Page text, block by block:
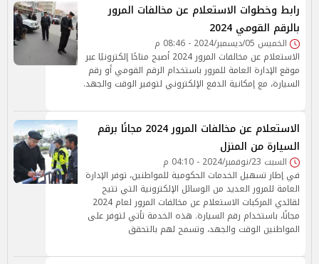
رابط وخطوات الاستعلام عن مخالفات المرور
بالرقم القومي 2024
الخميس 05/ديسمبر/2024 - 08:46 م
الاستعلام عن مخالفات المرور 2024 أصبح متاحًا إلكترونيًا عبر
موقع الإدارة العامة للمرور باستخدام الرقم القومي أو رقم
السيارة، مع إمكانية الدفع الإلكتروني لتوفير الوقت والجهد.
الاستعلام عن مخالفات المرور 2024 مجانًا برقم
السيارة من المنزل
السبت 23/نوفمبر/2024 - 04:10 م
في إطار تسهيل الخدمات الحكومية للمواطنين، توفر الإدارة
العامة للمرور العديد من الوسائل الإلكترونية التي تتيح
لقائدي المركبات الاستعلام عن مخالفات المرور لعام 2024
مجانًا، باستخدام رقم السيارة. هذه الخدمة تأتي لتوفر على
المواطنين الوقت والجهد، وتسمح لهم بالتحقق